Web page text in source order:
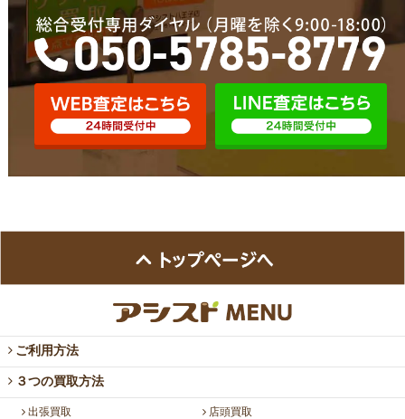
ご利用方法
３つの買取方法
出張買取
店頭買取